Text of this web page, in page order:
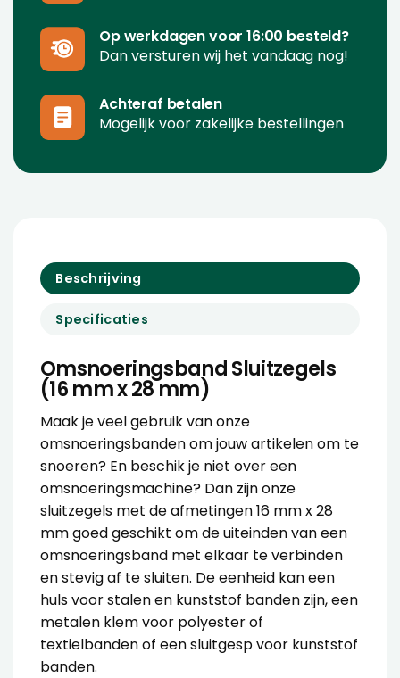
Op werkdagen voor 16:00 besteld?
Dan versturen wij het vandaag nog!
Achteraf betalen
Mogelijk voor zakelijke bestellingen
Beschrijving
Specificaties
Omsnoeringsband Sluitzegels
(16 mm x 28 mm)
Maak je veel gebruik van onze
omsnoeringsbanden om jouw artikelen om te
snoeren? En beschik je niet over een
omsnoeringsmachine? Dan zijn onze
sluitzegels met de afmetingen 16 mm x 28
mm goed geschikt om de uiteinden van een
omsnoeringsband met elkaar te verbinden
en stevig af te sluiten. De eenheid kan een
huls voor stalen en kunststof banden zijn, een
metalen klem voor polyester of
textielbanden of een sluitgesp voor kunststof
banden.